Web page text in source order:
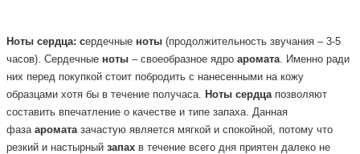
Ноты сердца: сердечные ноты (продолжительность звучания – 3-5
часов). Сердечные ноты – своеобразное ядро аромата. Именно ради
них перед покупкой стоит побродить с нанесенными на кожу
образцами хотя бы в течение получаса. Ноты сердцапозволяют
составить впечатление о качестве и типе запаха. Данная
фаза ароматазачастую является мягкой и спокойной, потому что
резкий и настырный запах в течение всего дня приятен далеко не